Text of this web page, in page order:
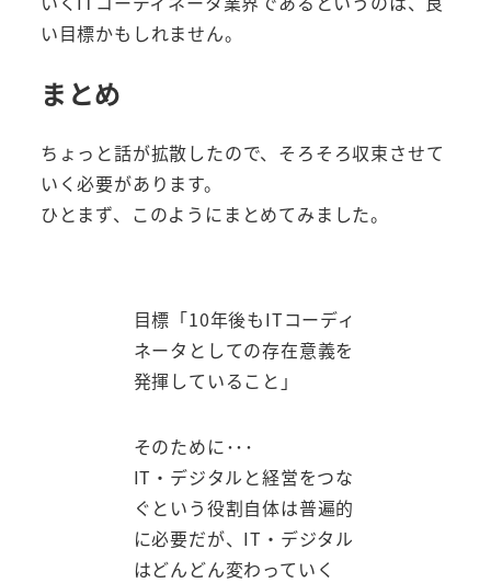
い目標かもしれません。
まとめ
ちょっと話が拡散したので、そろそろ収束させて
いく必要があります。
ひとまず、このようにまとめてみました。
目標「10年後もITコーディ
ネータとしての存在意義を
発揮していること」
そのために･･･
IT・デジタルと経営をつな
ぐという役割自体は普遍的
に必要だが、IT・デジタル
はどんどん変わっていく